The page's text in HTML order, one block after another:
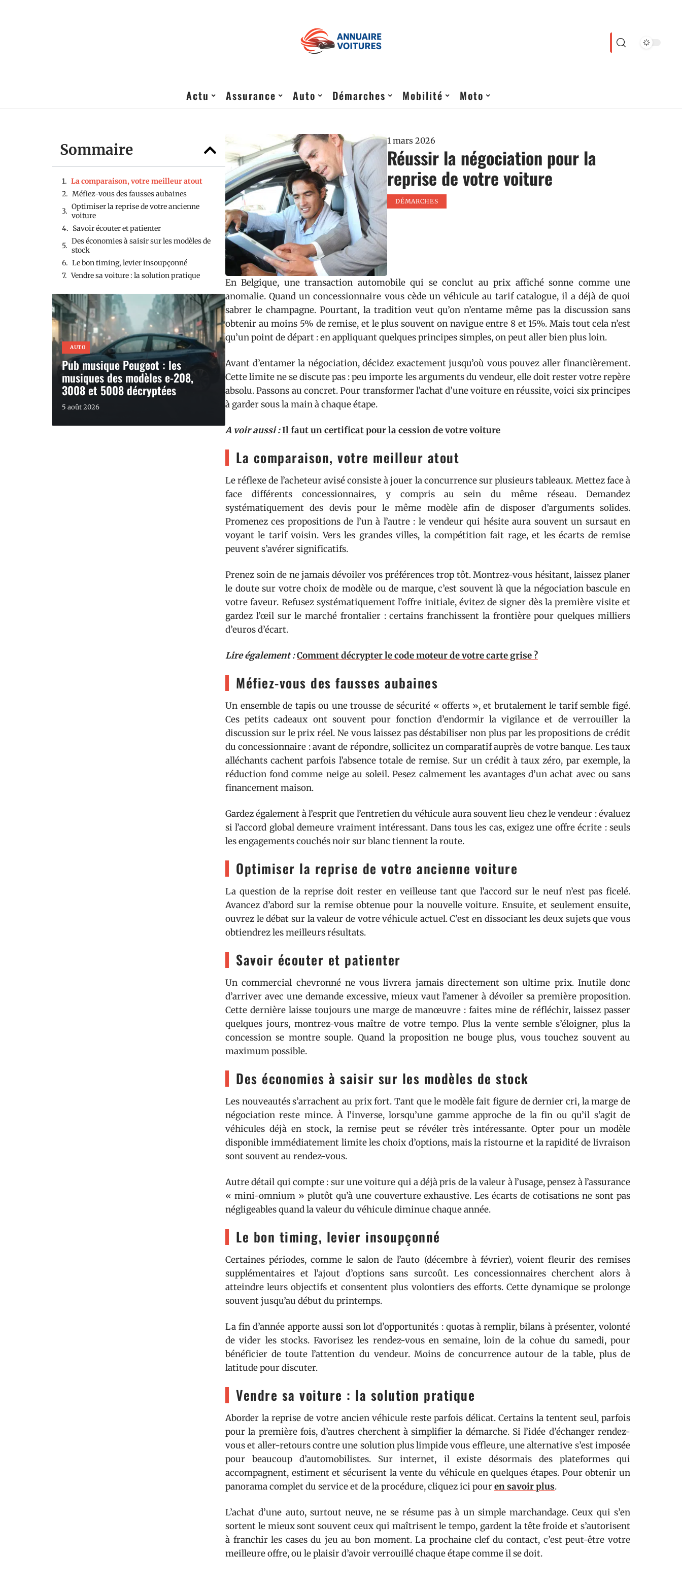
Actu Assurance Auto Démarches Mobilité Moto
Sommaire
La comparaison, votre meilleur atout
Méfiez-vous des fausses aubaines
Optimiser la reprise de votre ancienne
voiture
Savoir écouter et patienter
Des économies à saisir sur les modèles de
stock
Le bon timing, levier insoupçonné
Vendre sa voiture : la solution pratique
AUTO
Pub musique Peugeot : les
musiques des modèles e-208,
3008 et 5008 décryptées
5 août 2026
1 mars 2026
Réussir la négociation pour la
reprise de votre voiture
DÉMARCHES
En Belgique, une transaction automobile qui se conclut au prix affiché sonne comme une
anomalie. Quand un concessionnaire vous cède un véhicule au tarif catalogue, il a déjà de quoi
sabrer le champagne. Pourtant, la tradition veut qu’on n’entame même pas la discussion sans
obtenir au moins 5% de remise, et le plus souvent on navigue entre 8 et 15%. Mais tout cela n’est
qu’un point de départ : en appliquant quelques principes simples, on peut aller bien plus loin.
Avant d’entamer la négociation, décidez exactement jusqu’où vous pouvez aller financièrement.
Cette limite ne se discute pas : peu importe les arguments du vendeur, elle doit rester votre repère
absolu. Passons au concret. Pour transformer l’achat d’une voiture en réussite, voici six principes
à garder sous la main à chaque étape.
A voir aussi :Il faut un certificat pour la cession de votre voiture
La comparaison, votre meilleur atout
Le réflexe de l’acheteur avisé consiste à jouer la concurrence sur plusieurs tableaux. Mettez face à
face différents concessionnaires, y compris au sein du même réseau. Demandez
systématiquement des devis pour le même modèle afin de disposer d’arguments solides.
Promenez ces propositions de l’un à l’autre : le vendeur qui hésite aura souvent un sursaut en
voyant le tarif voisin. Vers les grandes villes, la compétition fait rage, et les écarts de remise
peuvent s’avérer significatifs.
Prenez soin de ne jamais dévoiler vos préférences trop tôt. Montrez-vous hésitant, laissez planer
le doute sur votre choix de modèle ou de marque, c’est souvent là que la négociation bascule en
votre faveur. Refusez systématiquement l’offre initiale, évitez de signer dès la première visite et
gardez l’œil sur le marché frontalier : certains franchissent la frontière pour quelques milliers
d’euros d’écart.
Lire également :Comment décrypter le code moteur de votre carte grise ?
Méfiez-vous des fausses aubaines
Un ensemble de tapis ou une trousse de sécurité « offerts », et brutalement le tarif semble figé.
Ces petits cadeaux ont souvent pour fonction d’endormir la vigilance et de verrouiller la
discussion sur le prix réel. Ne vous laissez pas déstabiliser non plus par les propositions de crédit
du concessionnaire : avant de répondre, sollicitez un comparatif auprès de votre banque. Les taux
alléchants cachent parfois l’absence totale de remise. Sur un crédit à taux zéro, par exemple, la
réduction fond comme neige au soleil. Pesez calmement les avantages d’un achat avec ou sans
financement maison.
Gardez également à l’esprit que l’entretien du véhicule aura souvent lieu chez le vendeur : évaluez
si l’accord global demeure vraiment intéressant. Dans tous les cas, exigez une offre écrite : seuls
les engagements couchés noir sur blanc tiennent la route.
Optimiser la reprise de votre ancienne voiture
La question de la reprise doit rester en veilleuse tant que l’accord sur le neuf n’est pas ficelé.
Avancez d’abord sur la remise obtenue pour la nouvelle voiture. Ensuite, et seulement ensuite,
ouvrez le débat sur la valeur de votre véhicule actuel. C’est en dissociant les deux sujets que vous
obtiendrez les meilleurs résultats.
Savoir écouter et patienter
Un commercial chevronné ne vous livrera jamais directement son ultime prix. Inutile donc
d’arriver avec une demande excessive, mieux vaut l’amener à dévoiler sa première proposition.
Cette dernière laisse toujours une marge de manœuvre : faites mine de réfléchir, laissez passer
quelques jours, montrez-vous maître de votre tempo. Plus la vente semble s’éloigner, plus la
concession se montre souple. Quand la proposition ne bouge plus, vous touchez souvent au
maximum possible.
Des économies à saisir sur les modèles de stock
Les nouveautés s’arrachent au prix fort. Tant que le modèle fait figure de dernier cri, la marge de
négociation reste mince. À l’inverse, lorsqu’une gamme approche de la fin ou qu’il s’agit de
véhicules déjà en stock, la remise peut se révéler très intéressante. Opter pour un modèle
disponible immédiatement limite les choix d’options, mais la ristourne et la rapidité de livraison
sont souvent au rendez-vous.
Autre détail qui compte : sur une voiture qui a déjà pris de la valeur à l’usage, pensez à l’assurance
« mini-omnium » plutôt qu’à une couverture exhaustive. Les écarts de cotisations ne sont pas
négligeables quand la valeur du véhicule diminue chaque année.
Le bon timing, levier insoupçonné
Certaines périodes, comme le salon de l’auto (décembre à février), voient fleurir des remises
supplémentaires et l’ajout d’options sans surcoût. Les concessionnaires cherchent alors à
atteindre leurs objectifs et consentent plus volontiers des efforts. Cette dynamique se prolonge
souvent jusqu’au début du printemps.
La fin d’année apporte aussi son lot d’opportunités : quotas à remplir, bilans à présenter, volonté
de vider les stocks. Favorisez les rendez-vous en semaine, loin de la cohue du samedi, pour
bénéficier de toute l’attention du vendeur. Moins de concurrence autour de la table, plus de
latitude pour discuter.
Vendre sa voiture : la solution pratique
Aborder la reprise de votre ancien véhicule reste parfois délicat. Certains la tentent seul, parfois
pour la première fois, d’autres cherchent à simplifier la démarche. Si l’idée d’échanger rendez-
vous et aller-retours contre une solution plus limpide vous effleure, une alternative s’est imposée
pour beaucoup d’automobilistes. Sur internet, il existe désormais des plateformes qui
accompagnent, estiment et sécurisent la vente du véhicule en quelques étapes. Pour obtenir un
panorama complet du service et de la procédure, cliquez ici pouren savoir plus.
L’achat d’une auto, surtout neuve, ne se résume pas à un simple marchandage. Ceux qui s’en
sortent le mieux sont souvent ceux qui maîtrisent le tempo, gardent la tête froide et s’autorisent
à franchir les cases du jeu au bon moment. La prochaine clef du contact, c’est peut-être votre
meilleure offre, ou le plaisir d’avoir verrouillé chaque étape comme il se doit.